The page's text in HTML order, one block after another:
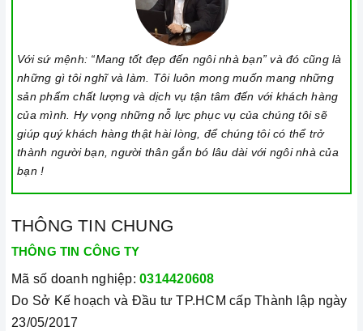
Cần chọn đáy nồi nhẵn và bằng phẳng, tránh những loại có
Không sử dụng dụng cụ nấu ăn mỏng hoặc chất lượng thấp,
vì sẽ tạo ra rất nhiều tiếng ồn trong khi nấu, đồng thời dễ ảnh
hưởng không tốt đến bếp điện từ.
Nên chọn nồi có đường kính đáy phù hợp với vùng nấu,
không nhỏ quá cũng không to quá vì dễ gây ra sự cố không
Lưu ý trong quá trình nấu
Đảm bảo đọc hướng dẫn sử dụng kèm theo để biết điện áp
Làm theo hướng dẫn của nhà sản xuất.
Với sứ mệnh: “Mang tốt đẹp đến ngôi nhà bạn” và đó cũng là
những gì tôi nghĩ và làm. Tôi luôn mong muốn mang những
sản phẩm chất lượng và dịch vụ tận tâm đến với khách hàng
của mình. Hy vọng những nỗ lực phục vụ của chúng tôi sẽ
giúp quý khách hàng thật hài lòng, để chúng tôi có thể trở
thành người bạn, người thân gắn bó lâu dài với ngôi nhà của
bạn !
THÔNG TIN CHUNG
THÔNG TIN CÔNG TY
Mã số doanh nghiệp: 0314420608
Do Sở Kế hoạch và Đầu tư TP.HCM cấp Thành lập ngày
23/05/2017